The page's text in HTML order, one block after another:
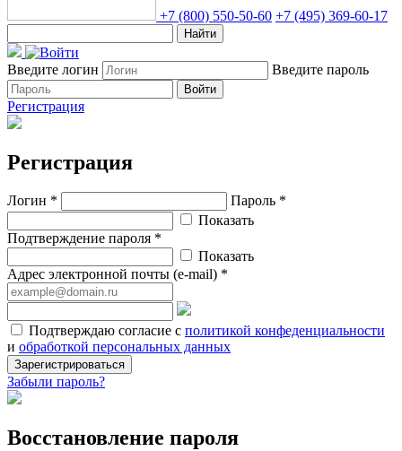
+7 (800) 550-50-60 +7 (495) 369-60-17
Найти
Введите логин Введите пароль
Войти
Регистрация
Регистрация
Логин *
Пароль *
Показать
Подтверждение пароля *
Показать
Адрес электронной почты (e-mail) *
Подтверждаю согласие с политикой конфеденциальности
и обработкой персональных данных
Зарегистрироваться
Забыли пароль?
Восстановление пароля